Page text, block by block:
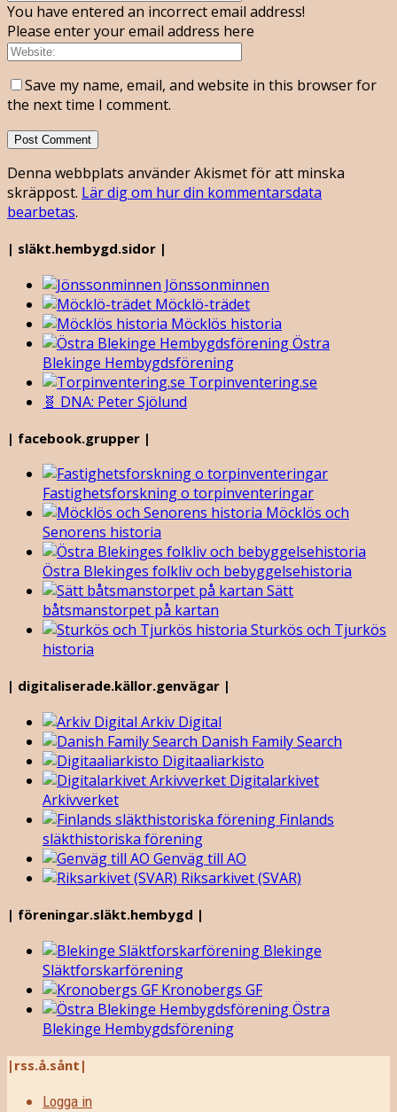
You have entered an incorrect email address!
Please enter your email address here
Save my name, email, and website in this browser for
the next time I comment.
Denna webbplats använder Akismet för att minska
skräppost. Lär dig om hur din kommentarsdata
bearbetas.
| släkt.hembygd.sidor |
Jönssonminnen
Möcklö-trädet
Möcklös historia
Östra
Blekinge Hembygdsförening
Torpinventering.se
🧬 DNA: Peter Sjölund
| facebook.grupper |
Fastighetsforskning o torpinventeringar
Möcklös och
Senorens historia
Östra Blekinges folkliv och bebyggelsehistoria
Sätt
båtsmanstorpet på kartan
Sturkös och Tjurkös
historia
| digitaliserade.källor.genvägar |
Arkiv Digital
Danish Family Search
Digitaaliarkisto
Digitalarkivet
Arkivverket
Finlands
släkthistoriska förening
Genväg till AO
Riksarkivet (SVAR)
| föreningar.släkt.hembygd |
Blekinge
Släktforskarförening
Kronobergs GF
Östra
Blekinge Hembygdsförening
|rss.å.sånt|
Logga in